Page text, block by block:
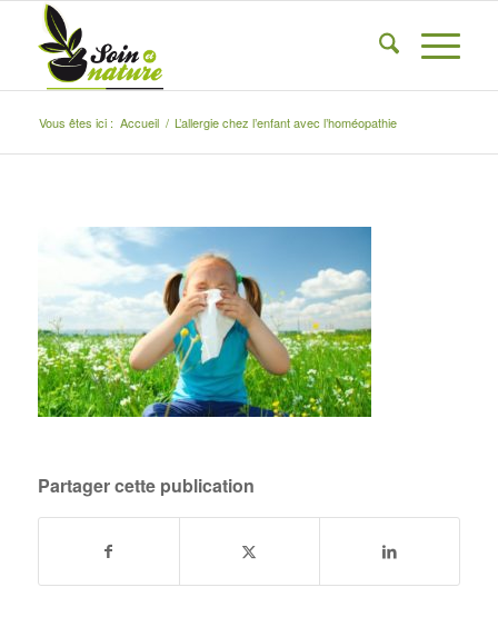
Vous êtes ici : Accueil / L’allergie chez l’enfant avec l’homéopathie
Partager cette publication